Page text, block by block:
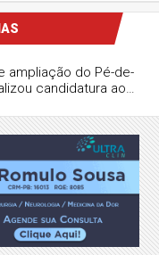
ampliação do Pé-de-
candidatura ao